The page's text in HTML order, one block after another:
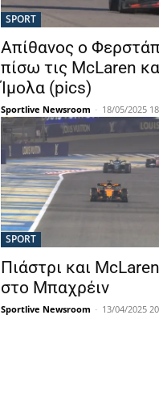
SPORT
Απίθανος ο
πίσω τις McLaren
Ίμολα (pics)
Sportlive Newsroom - 18/05/2025
SPORT
Πιάστρι και
στο Μπαχρέιν
Sportlive Newsroom - 13/04/2025